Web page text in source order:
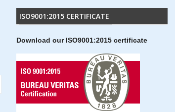
ISO9001:2015 CERTIFICATE
Download our ISO9001:2015 certificate